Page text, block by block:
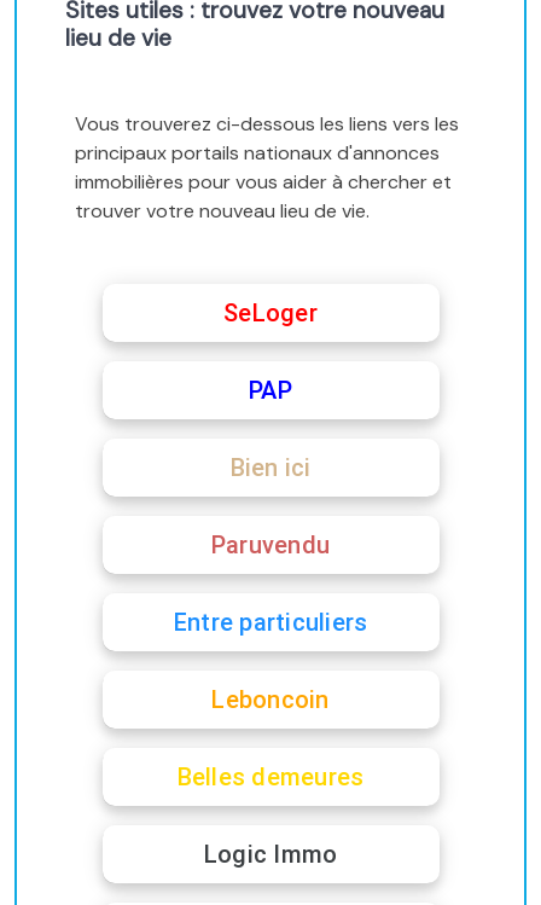
Sites utiles : trouvez votre nouveau
lieu de vie
Vous trouverez ci-dessous les liens vers les
principaux portails nationaux d'annonces
immobilières pour vous aider à chercher et
trouver votre nouveau lieu de vie.
SeLoger
PAP
Bien ici
Paruvendu
Entre particuliers
Leboncoin
Belles demeures
Logic Immo